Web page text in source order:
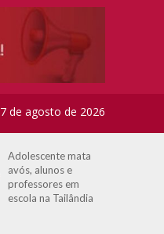
7 de agosto de 2026
Adolescente mata
avós, alunos e
professores em
escola na Tailândia